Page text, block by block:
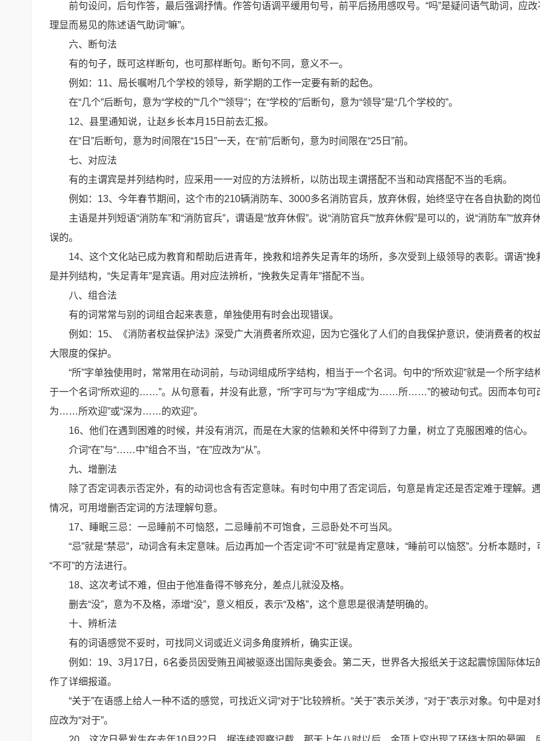
前句设问，后句作答，最后强调抒情。作答句语调平缓用句号，前平后扬用感叹号。“吗”是疑问语气助词，应
理显而易见的陈述语气助词“嘛”。
六、断句法
有的句子，既可这样断句，也可那样断句。断句不同，意义不一。
例如：11、局长嘱咐几个学校的领导，新学期的工作一定要有新的起色。
在“几个”后断句，意为“学校的”“几个”“领导”；在“学校的”后断句，意为“领导”是“几个学校的”。
12、县里通知说，让赵乡长本月15日前去汇报。
在“日”后断句，意为时间限在“15日”一天，在“前”后断句，意为时间限在“25日”前。
七、对应法
有的主谓宾是并列结构时，应采用一一对应的方法辨析，以防出现主谓搭配不当和动宾搭配不当的毛病。
例如：13、今年春节期间，这个市的210辆消防车、3000多名消防官兵，放弃休假，始终坚守在各自执勤的岗
主语是并列短语“消防车”和“消防官兵”，谓语是“放弃休假”。说“消防官兵”“放弃休假”是可以的，说“消防车”“放弃
误的。
14、这个文化站已成为教育和帮助后进青年，挽救和培养失足青年的场所，多次受到上级领导的表彰。谓语“挽
是并列结构，“失足青年”是宾语。用对应法辨析，“挽救失足青年”搭配不当。
八、组合法
有的词常常与别的词组合起来表意，单独使用有时会出现错误。
例如：15、《消防者权益保护法》深受广大消费者所欢迎，因为它强化了人们的自我保护意识，使消费者的权
大限度的保护。
“所”字单独使用时，常常用在动词前，与动词组成所字结构，相当于一个名词。句中的“所欢迎”就是一个所字结
于一个名词“所欢迎的……”。从句意看，并没有此意，“所”字可与“为”字组成“为……所……”的被动句式。因而本句可
为……所欢迎”或“深为……的欢迎”。
16、他们在遇到困难的时候，并没有消沉，而是在大家的信赖和关怀中得到了力量，树立了克服困难的信心。
介词“在”与“……中”组合不当，“在”应改为“从”。
九、增删法
除了否定词表示否定外，有的动词也含有否定意味。有时句中用了否定词后，句意是肯定还是否定难于理解。
情况，可用增删否定词的方法理解句意。
17、睡眠三忌：一忌睡前不可恼怒，二忌睡前不可饱食，三忌卧处不可当风。
“忌”就是“禁忌”，动词含有未定意味。后边再加一个否定词“不可”就是肯定意味，“睡前可以恼怒”。分析本题时
“不可”的方法进行。
18、这次考试不难，但由于他准备得不够充分，差点儿就没及格。
删去“没”，意为不及格，添增“没”，意义相反，表示“及格”，这个意思是很清楚明确的。
十、辨析法
有的词语感觉不妥时，可找同义词或近义词多角度辨析，确实正误。
例如：19、3月17日，6名委员因受贿丑闻被驱逐出国际奥委会。第二天，世界各大报纸关于这起震惊国际体坛
作了详细报道。
“关于”在语感上给人一种不适的感觉，可找近义词“对于”比较辨析。“关于”表示关涉，“对于”表示对象。句中是
应改为“对于”。